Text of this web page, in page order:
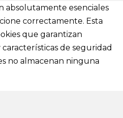
absolutamente esenciales
correctamente. Esta
que garantizan
de seguridad
no almacenan ninguna